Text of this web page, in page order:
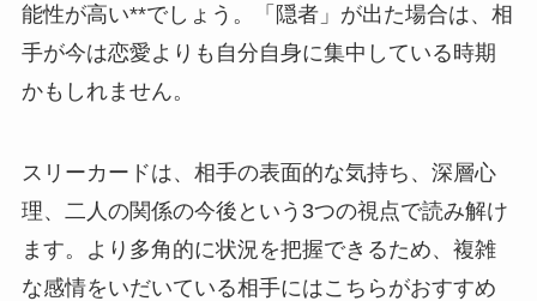
能性が高い**でしょう。「隠者」が出た場合は、相
手が今は恋愛よりも自分自身に集中している時期
かもしれません。
スリーカードは、相手の表面的な気持ち、深層心
理、二人の関係の今後という3つの視点で読み解け
ます。より多角的に状況を把握できるため、複雑
な感情をいだいている相手にはこちらがおすすめ